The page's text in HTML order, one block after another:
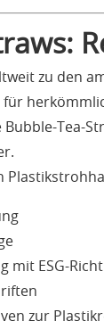
zu den
Tea-
mit ESG-
zur